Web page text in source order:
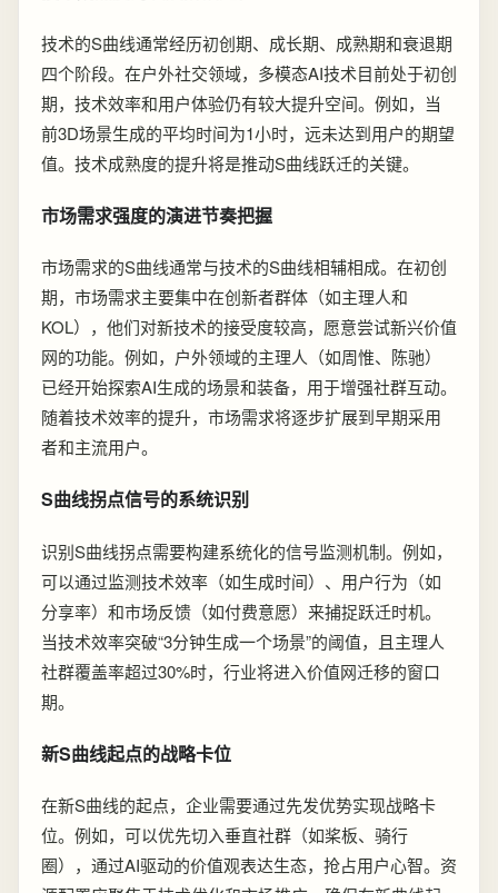
技术的S曲线通常经历初创期、成长期、成熟期和衰退期
四个阶段。在户外社交领域，多模态AI技术目前处于初创
期，技术效率和用户体验仍有较大提升空间。例如，当
前3D场景生成的平均时间为1小时，远未达到用户的期望
值。技术成熟度的提升将是推动S曲线跃迁的关键。
市场需求强度的演进节奏把握
市场需求的S曲线通常与技术的S曲线相辅相成。在初创
期，市场需求主要集中在创新者群体（如主理人和
KOL），他们对新技术的接受度较高，愿意尝试新兴价值
网的功能。例如，户外领域的主理人（如周惟、陈驰）
已经开始探索AI生成的场景和装备，用于增强社群互动。
随着技术效率的提升，市场需求将逐步扩展到早期采用
者和主流用户。
S曲线拐点信号的系统识别
识别S曲线拐点需要构建系统化的信号监测机制。例如，
可以通过监测技术效率（如生成时间）、用户行为（如
分享率）和市场反馈（如付费意愿）来捕捉跃迁时机。
当技术效率突破“3分钟生成一个场景”的阈值，且主理人
社群覆盖率超过30%时，行业将进入价值网迁移的窗口
期。
新S曲线起点的战略卡位
在新S曲线的起点，企业需要通过先发优势实现战略卡
位。例如，可以优先切入垂直社群（如桨板、骑行
圈），通过AI驱动的价值观表达生态，抢占用户心智。资